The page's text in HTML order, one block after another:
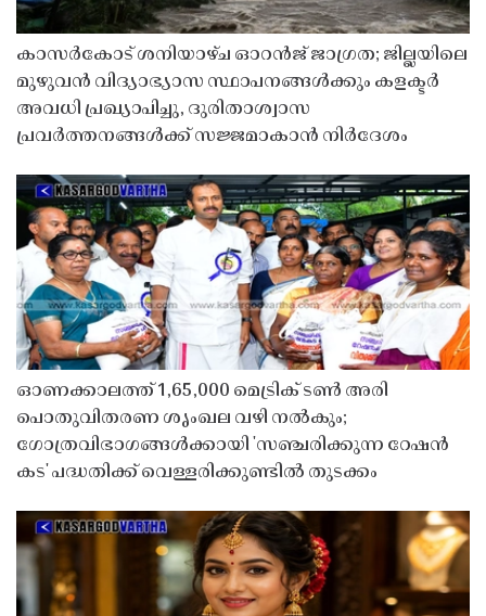
കാസർകോട് ശനിയാഴ്ച ഓറൻജ് ജാഗ്രത; ജില്ലയിലെ
മുഴുവൻ വിദ്യാഭ്യാസ സ്ഥാപനങ്ങൾക്കും കളക്ടർ
അവധി പ്രഖ്യാപിച്ചു, ദുരിതാശ്വാസ
പ്രവർത്തനങ്ങൾക്ക് സജ്ജമാകാൻ നിർദേശം
ഓണക്കാലത്ത് 1,65,000 മെട്രിക് ടൺ അരി
പൊതുവിതരണ ശൃംഖല വഴി നൽകും;
ഗോത്രവിഭാഗങ്ങൾക്കായി 'സഞ്ചരിക്കുന്ന റേഷൻ
കട' പദ്ധതിക്ക് വെള്ളരിക്കുണ്ടിൽ തുടക്കം